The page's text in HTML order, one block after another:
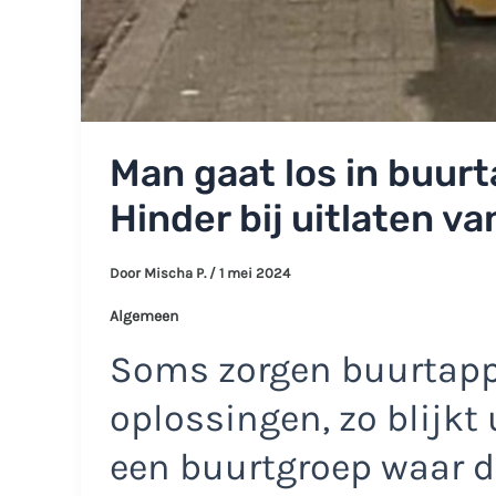
Man gaat los in
Hinder bij uitlaten
Door Mischa P. / 1 mei 2024
Algemeen
Soms zorgen
oplossingen, zo blijkt
een buurtgroep waar